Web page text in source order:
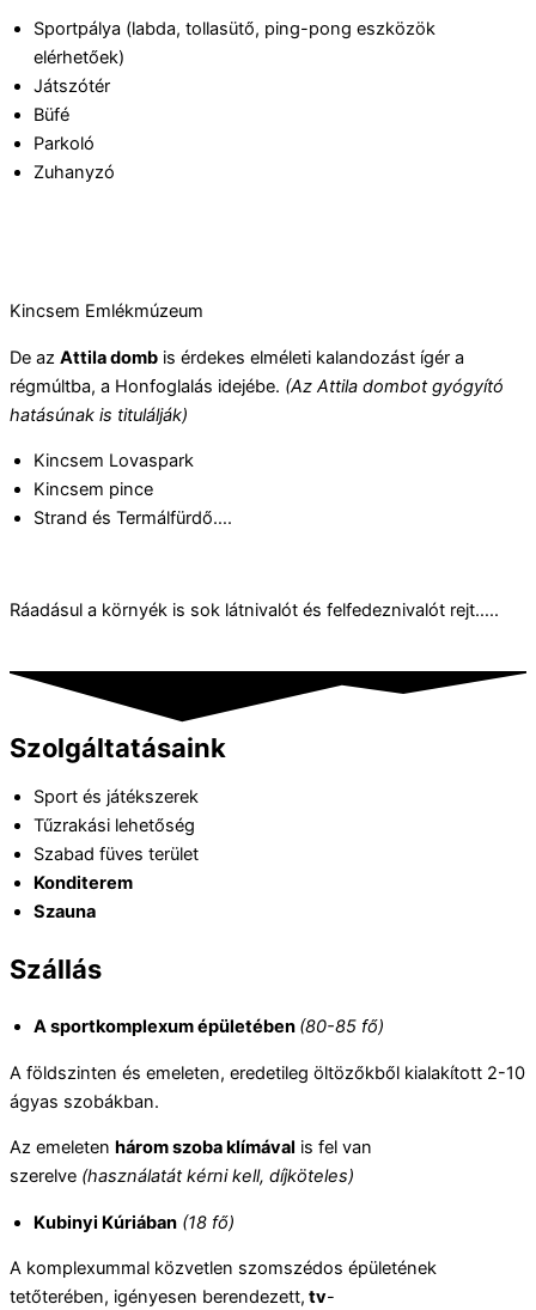
Sportpálya (labda, tollasütő, ping-pong eszközök
elérhetőek)
Játszótér
Büfé
Parkoló
Zuhanyzó
Kincsem Emlékmúzeum
De az Attila domb is érdekes elméleti kalandozást ígér a
régmúltba, a Honfoglalás idejébe. (Az Attila dombot gyógyító
hatásúnak is titulálják)
Kincsem Lovaspark
Kincsem pince
Strand és Termálfürdő….
Ráadásul a környék is sok látnivalót és felfedeznivalót rejt…..
Szolgáltatásaink
Sport és játékszerek
Tűzrakási lehetőség
Szabad füves terület
Konditerem
Szauna
Szállás
A sportkomplexum épületében (80-85 fő)
A földszinten és emeleten, eredetileg öltözőkből kialakított 2-10
ágyas szobákban.
Az emeleten három szoba klímával is fel van
szerelve (használatát kérni kell, díjköteles)
Kubinyi Kúriában (18 fő)
A komplexummal közvetlen szomszédos épületének
tetőterében, igényesen berendezett, tv-